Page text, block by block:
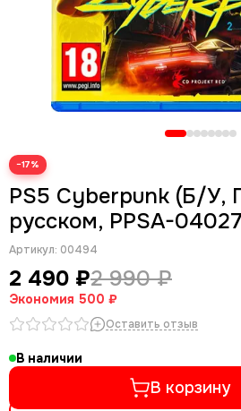
−17%
PS5 Cyberpunk (Б/У,
русском, PPSA-
Артикул: 00494
2 490 ₽2 990 ₽
Экономия 500 ₽
Оставить отзыв
В наличии
В корзину